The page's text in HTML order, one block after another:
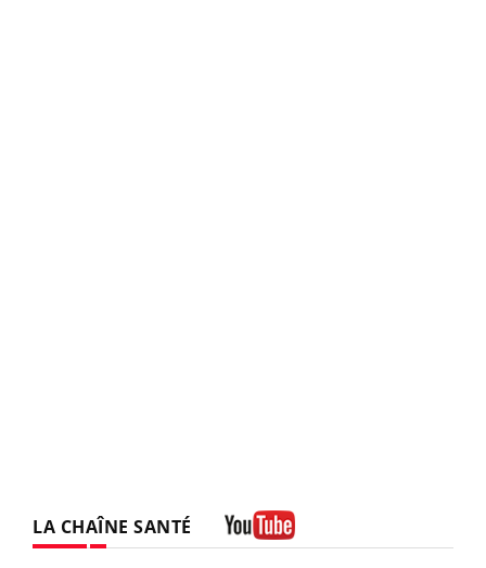
LA CHAÎNE SANTÉ